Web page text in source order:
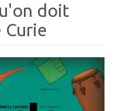
doit
Curie